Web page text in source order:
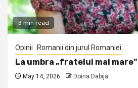
3 min read
Opinii Romanii din jurul Romaniei
La umbra „fratelui mai mare”
May 14, 2026 Doina Dabija